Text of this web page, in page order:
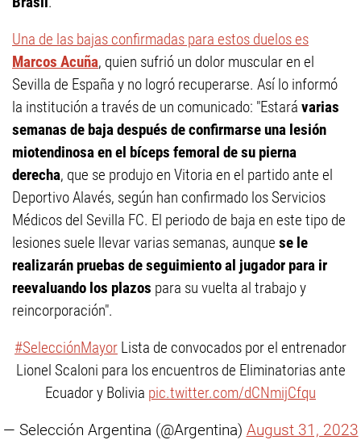
Una de las bajas confirmadas para estos duelos es
Marcos Acuña, quien sufrió un dolor muscular en el
Sevilla de España y no logró recuperarse. Así lo informó
la institución a través de un comunicado: "Estará varias
semanas de baja después de confirmarse una lesión
miotendinosa en el bíceps femoral de su pierna
derecha, que se produjo en Vitoria en el partido ante el
Deportivo Alavés, según han confirmado los Servicios
Médicos del Sevilla FC. El periodo de baja en este tipo de
lesiones suele llevar varias semanas, aunque se le
realizarán pruebas de seguimiento al jugador para ir
reevaluando los plazos para su vuelta al trabajo y
reincorporación".
#SelecciónMayor Lista de convocados por el entrenador
Lionel Scaloni para los encuentros de Eliminatorias ante
Ecuador y Bolivia pic.twitter.com/dCNmijCfqu
— Selección Argentina (@Argentina) August 31, 2023